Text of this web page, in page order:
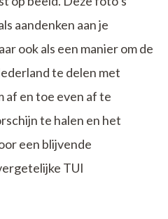
aandenken aan je
ook als een manier om de
te delen met
af en toe even af te
te halen en het
een blijvende
TUI